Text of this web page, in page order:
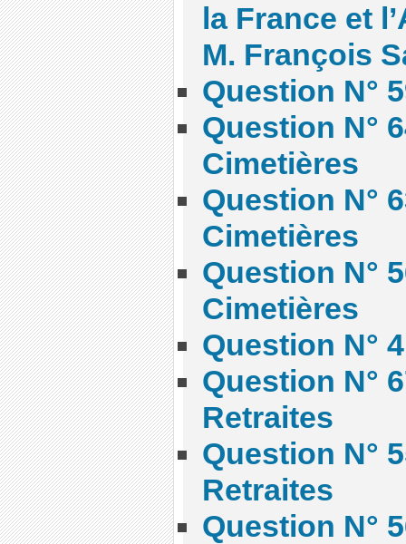
la France et
M. François
Question N°
Question N°
Cimetières
Question N°
Cimetières
Question N°
Cimetières
Question N°
Question N°
Retraites
Question N°
Retraites
Question N°